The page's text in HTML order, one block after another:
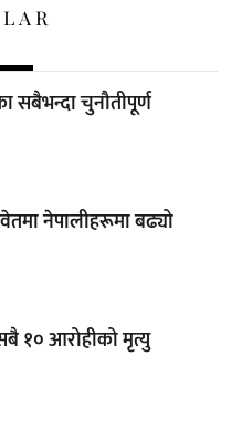
सबैभन्दा चुनौतीपूर्ण
नेपालीहरूमा बढ्यो
सबै १० आरोहीको मृत्यु